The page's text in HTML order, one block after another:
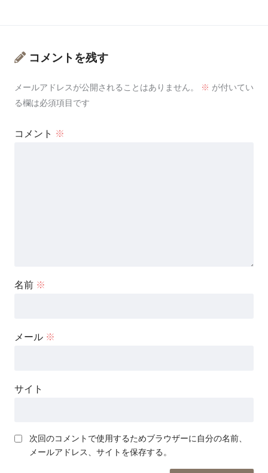
コメントを残す
メールアドレスが公開されることはありません。 ※ が付いてい
る欄は必須項目です
コメント ※
名前 ※
メール ※
サイト
次回のコメントで使用するためブラウザーに自分の名前、
メールアドレス、サイトを保存する。